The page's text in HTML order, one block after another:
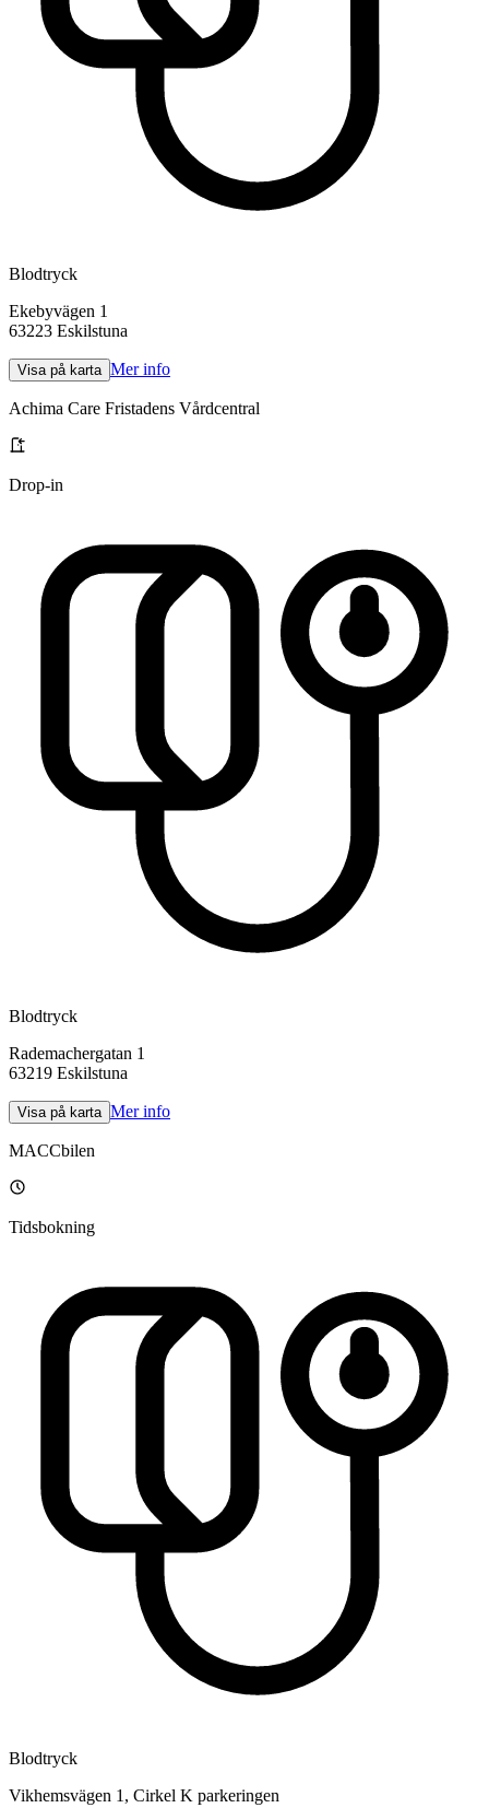
Blodtryck
Ekebyvägen 1
63223 Eskilstuna
Visa på karta Mer info
Achima Care Fristadens Vårdcentral
Drop-in
Blodtryck
Rademachergatan 1
63219 Eskilstuna
Visa på karta Mer info
MACCbilen
Tidsbokning
Blodtryck
Vikhemsvägen 1, Cirkel K parkeringen